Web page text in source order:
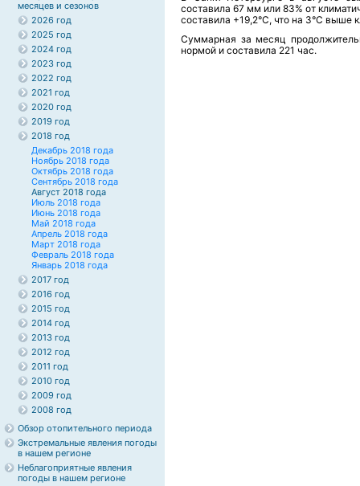
месяцев и сезонов
2026 год
2025 год
2024 год
2023 год
2022 год
2021 год
2020 год
2019 год
2018 год
Декабрь 2018 года
Ноябрь 2018 года
Октябрь 2018 года
Сентябрь 2018 года
Август 2018 года
Июль 2018 года
Июнь 2018 года
Май 2018 года
Апрель 2018 года
Март 2018 года
Февраль 2018 года
Январь 2018 года
2017 год
2016 год
2015 год
2014 год
2013 год
2012 год
2011 год
2010 год
2009 год
2008 год
Обзор отопительного периода
Экстремальные явления погоды
в нашем регионе
Неблагоприятные явления
погоды в нашем регионе
составила 67 мм или 83% от
составила +19,2°С, что на 3°С выше
Суммарная за месяц
нормой и составила 221 час.